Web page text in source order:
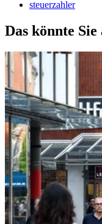
steuerzahler
Das könnte